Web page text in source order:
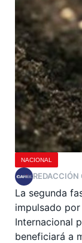
NACIONAL
REDACCIÓN
La segunda
impulsado
Internacional
beneficiará a